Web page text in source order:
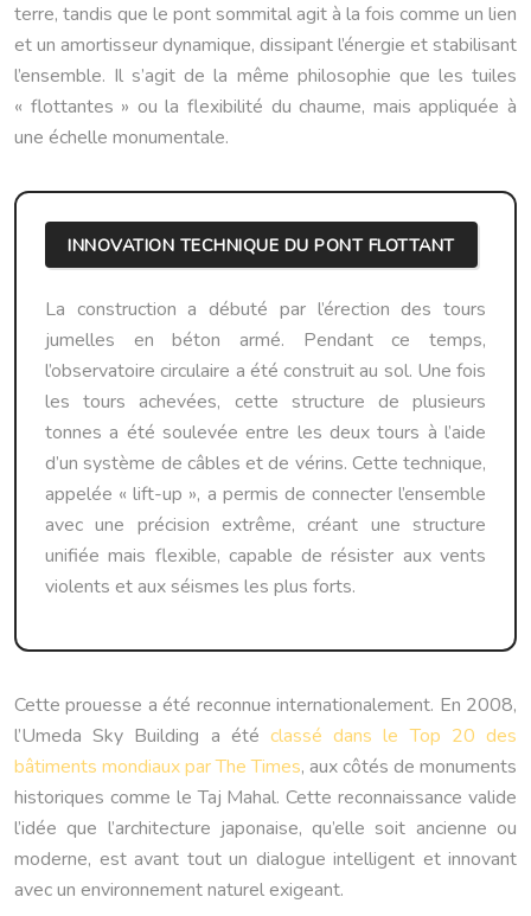
terre, tandis que le pont sommital agit à la fois comme un lien
et un amortisseur dynamique, dissipant l’énergie et stabilisant
l’ensemble. Il s’agit de la même philosophie que les tuiles
« flottantes » ou la flexibilité du chaume, mais appliquée à
une échelle monumentale.
INNOVATION TECHNIQUE DU PONT FLOTTANT
La construction a débuté par l’érection des tours
jumelles en béton armé. Pendant ce temps,
l’observatoire circulaire a été construit au sol. Une fois
les tours achevées, cette structure de plusieurs
tonnes a été soulevée entre les deux tours à l’aide
d’un système de câbles et de vérins. Cette technique,
appelée « lift-up », a permis de connecter l’ensemble
avec une précision extrême, créant une structure
unifiée mais flexible, capable de résister aux vents
violents et aux séismes les plus forts.
Cette prouesse a été reconnue internationalement. En 2008,
l’Umeda Sky Building a été classé dans le Top 20 des
bâtiments mondiaux par The Times, aux côtés de monuments
historiques comme le Taj Mahal. Cette reconnaissance valide
l’idée que l’architecture japonaise, qu’elle soit ancienne ou
moderne, est avant tout un dialogue intelligent et innovant
avec un environnement naturel exigeant.